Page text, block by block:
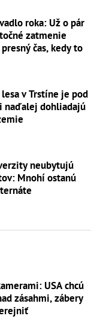
roka: Už o pár
zatmenie
čas, kedy to
v Trstíne je pod
naďalej dohliadajú
neubytujú
Mnohí ostanú
USA chcú
zásahmi, zábery